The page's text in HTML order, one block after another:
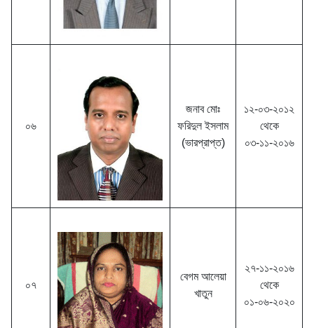
০৬
জনাব মোঃ
ফরিদুল ইসলাম
(ভারপ্রাপ্ত)
১২-০৩-২০১২
থেকে
০৩-১১-২০১৬
০৭
বেগম আলেয়া
খাতুন
২৭-১১-২০১৬
থেকে
০১-০৬-২০২০